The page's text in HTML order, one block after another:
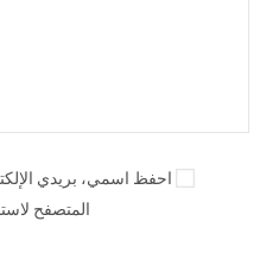
احفظ اسمي، بريدي
المتصفح